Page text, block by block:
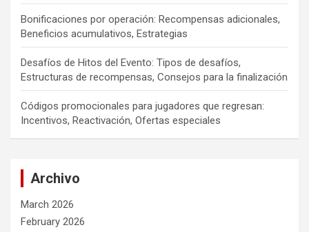
Bonificaciones por operación: Recompensas adicionales,
Beneficios acumulativos, Estrategias
Desafíos de Hitos del Evento: Tipos de desafíos,
Estructuras de recompensas, Consejos para la finalización
Códigos promocionales para jugadores que regresan:
Incentivos, Reactivación, Ofertas especiales
Archivo
March 2026
February 2026